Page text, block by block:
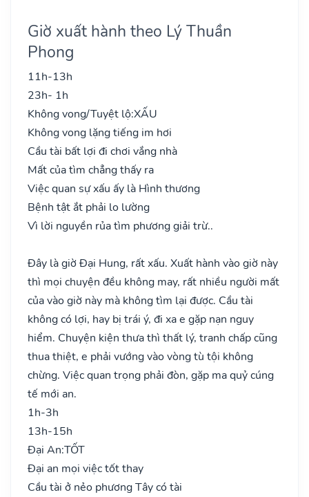
Giờ xuất hành theo Lý Thuần
Phong
11h-13h
23h- 1h
Không vong/Tuyệt lộ:XẤU
Không vong lặng tiếng im hơi
Cầu tài bất lợi đi chơi vắng nhà
Mất của tìm chẳng thấy ra
Việc quan sự xấu ấy là Hình thương
Bệnh tật ắt phải lo lường
Vì lời nguyền rủa tìm phương giải trừ..
Đây là giờ Đại Hung, rất xấu. Xuất hành vào giờ này
thì mọi chuyện đều không may, rất nhiều người mất
của vào giờ này mà không tìm lại được. Cầu tài
không có lợi, hay bị trái ý, đi xa e gặp nạn nguy
hiểm. Chuyện kiện thưa thì thất lý, tranh chấp cũng
thua thiệt, e phải vướng vào vòng tù tội không
chừng. Việc quan trọng phải đòn, gặp ma quỷ cúng
tế mới an.
1h-3h
13h-15h
Đại An:TỐT
Đại an mọi việc tốt thay
Cầu tài ở nẻo phương Tây có tài